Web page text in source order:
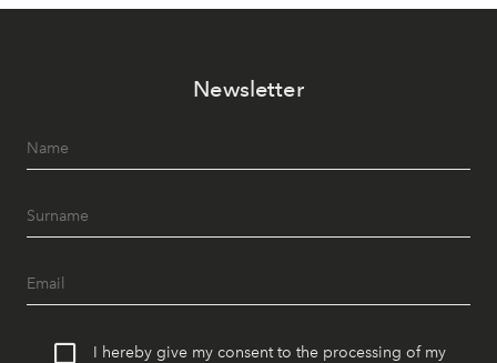
devam ediyor.
Newsletter
I hereby give my consent to the processing of my